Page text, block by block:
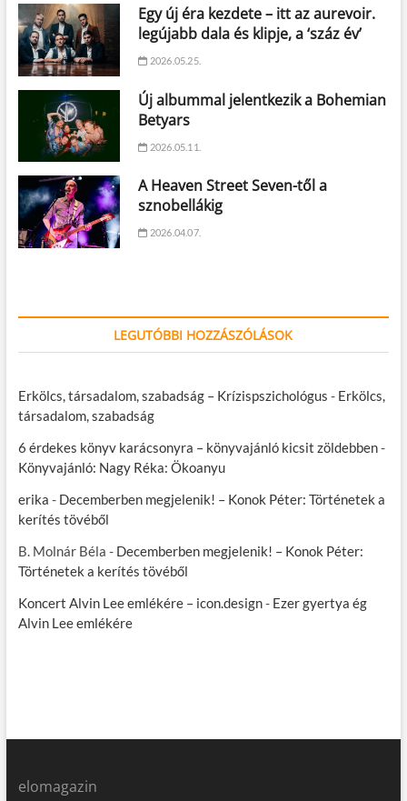
Egy új éra kezdete – itt az aurevoir.
legújabb dala és klipje, a ‘száz év’
2026.05.25.
Új albummal jelentkezik a Bohemian
Betyars
2026.05.11.
A Heaven Street Seven-től a
sznobellákig
2026.04.07.
LEGUTÓBBI HOZZÁSZÓLÁSOK
Erkölcs, társadalom, szabadság – Krízispszichológus - Erkölcs,
társadalom, szabadság
6 érdekes könyv karácsonyra – könyvajánló kicsit zöldebben-
Könyvajánló: Nagy Réka: Ökoanyu
erika - Decemberben megjelenik! – Konok Péter: Történetek a
kerítés tövéből
B. Molnár Béla - Decemberben megjelenik! – Konok Péter:
Történetek a kerítés tövéből
Koncert Alvin Lee emlékére – icon.design- Ezer gyertya ég
Alvin Lee emlékére
elomagazin